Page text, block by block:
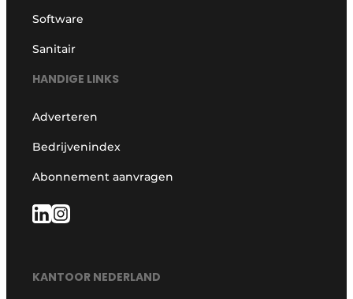
Software
Sanitair
HANDIGE LINKS
Adverteren
Bedrijvenindex
Abonnement aanvragen
KANTOOR NEDERLAND